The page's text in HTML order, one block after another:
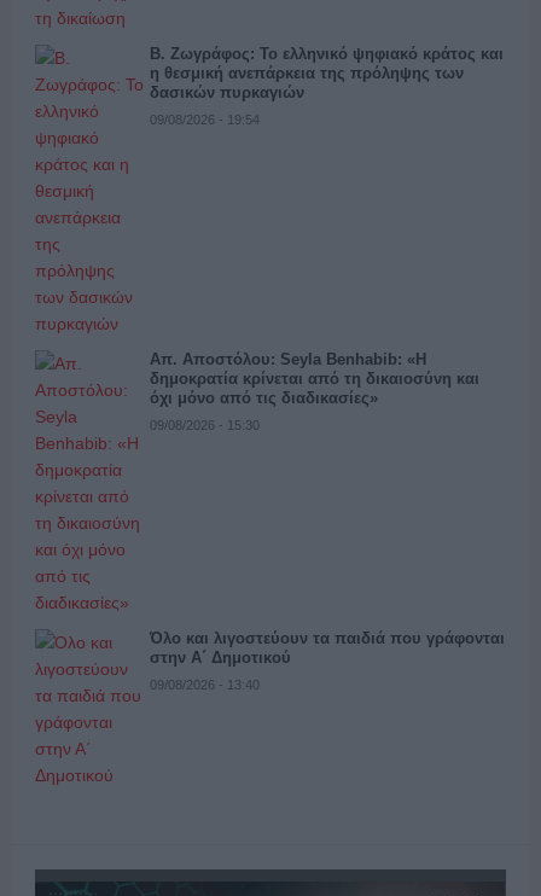
Β. Ζωγράφος: Το ελληνικό ψηφιακό κράτος και
η θεσμική ανεπάρκεια της πρόληψης των
δασικών πυρκαγιών
09/08/2026 - 19:54
Απ. Αποστόλου: Seyla Benhabib: «Η
δημοκρατία κρίνεται από τη δικαιοσύνη και
όχι μόνο από τις διαδικασίες»
09/08/2026 - 15:30
Όλο και λιγοστεύουν τα παιδιά που γράφονται
στην Α΄ Δημοτικού
09/08/2026 - 13:40